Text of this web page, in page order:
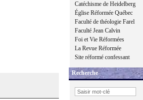
Catéchisme de Heidelberg
Église Réformée Québec
Faculté de théologie Farel
Faculté Jean Calvin
Foi et Vie Réformées
La Revue Réformée
Site réformé confessant
Recherche